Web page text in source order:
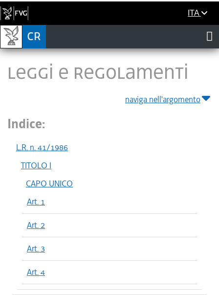
ITA
LEGGI E REGOLAMENTI
naviga nell'argomento
Indice:
L.R. n. 41/1986
TITOLO I
CAPO UNICO
Art. 1
Art. 2
Art. 3
Art. 4